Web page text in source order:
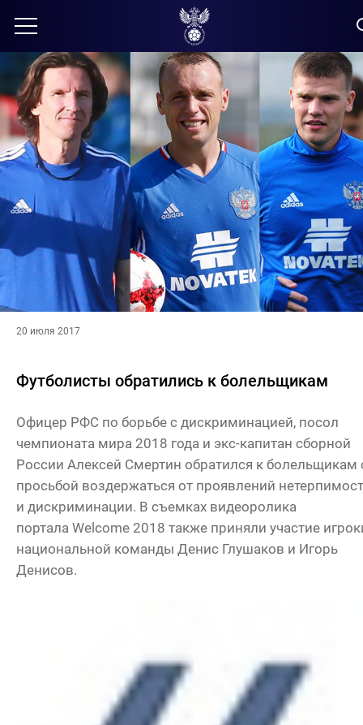
20 июля 2017
Футболисты обратились к болельщикам
Офицер РФС по борьбе с дискриминацией, посол
чемпионата мира 2018 года и экс-капитан сборной
России Алексей Смертин обратился к болельщикам
просьбой воздержаться от проявлений
и дискриминации. В съемках видеоролика
портала Welcome 2018 также приняли участие
национальной команды Денис Глушаков и Игорь
Денисов.